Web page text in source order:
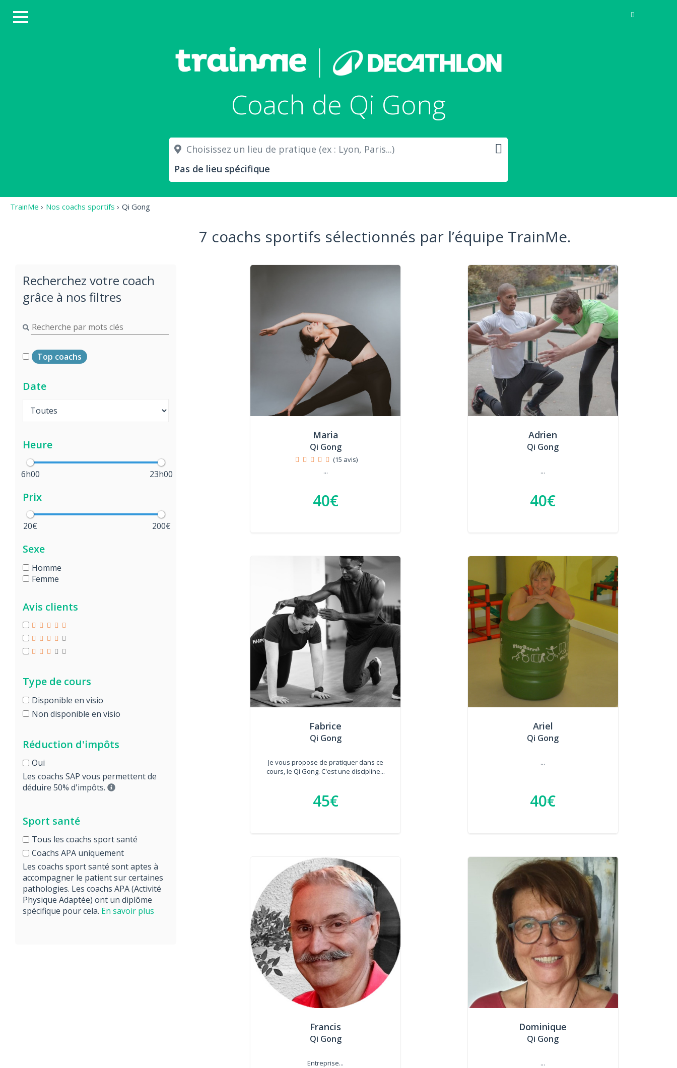
Coach de Qi Gong
Choisissez un lieu de pratique (ex : Lyon, Paris...)
TrainMe › Nos coachs sportifs › Qi Gong
Recherchez votre coach
grâce à nos filtres
Top coachs
Date
Heure
6h00 23h00
Prix
20€ 200€
Sexe
Homme
Femme
Avis clients
Type de cours
Disponible en visio
Non disponible en visio
Réduction d'impôts
Oui
Les coachs SAP vous permettent de
déduire 50% d'impôts.
Sport santé
Tous les coachs sport santé
Coachs APA uniquement
Les coachs sport santé sont aptes à
accompagner le patient sur certaines
pathologies. Les coachs APA (Activité
Physique Adaptée) ont un diplôme
spécifique pour cela. En savoir plus
7 coachs sportifs sélectionnés par l’équipe TrainMe.
Maria
Qi Gong
(15 avis)
...
40€
Adrien
Qi Gong
...
40€
Fabrice
Qi Gong
Je vous propose de pratiquer dans ce
cours, le Qi Gong. C'est une discipline...
45€
Ariel
Qi Gong
...
40€
Francis
Qi Gong
Entreprise...
Dominique
Qi Gong
...